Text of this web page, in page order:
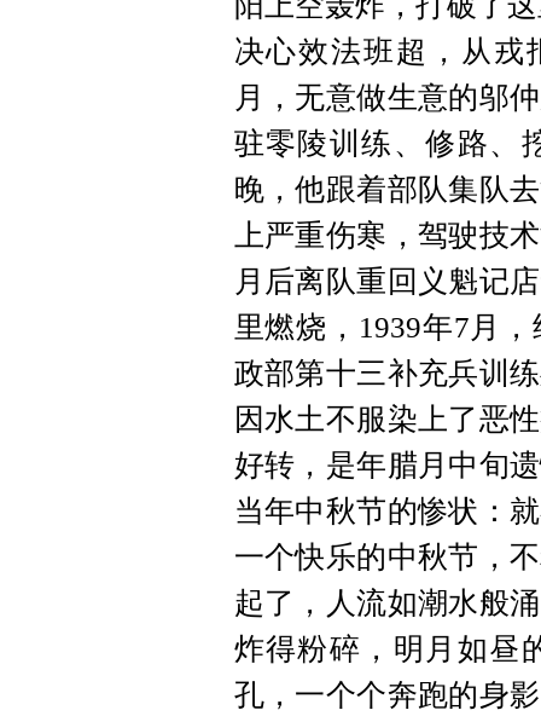
决心效法班超，从戎
月，无意做生意的邬
驻零陵训练、修路、
晚，他跟着部队集队
上严重伤寒，驾驶技
月后离队重回义魁记
里燃烧，1939年7月
政部第十三补充兵训
因水土不服染上了恶
好转，是年腊月中旬
当年中秋节的惨状：
一个快乐的中秋节，
起了，人流如潮水般
炸得粉碎，明月如昼
孔，一个个奔跑的身